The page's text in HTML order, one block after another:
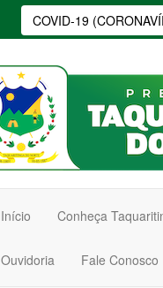
COVID-19
Início Conheça
Ouvidoria Fale Conosco